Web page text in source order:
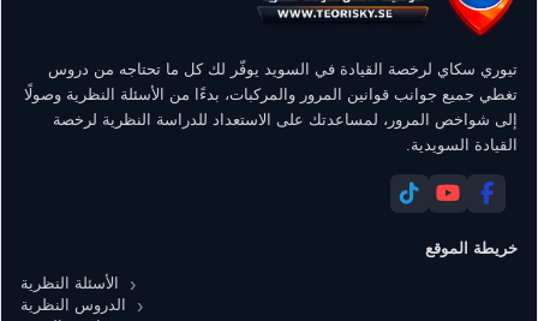
تيوري سكاي لرخصة القيادة في السويد يوفّر لك كل ما تحتاجه من دروس
تغطي جميع جوانب قوانين المرور والمركبات، بدءًا من الأسئلة النظرية وصولًا
إلى شواخص المرور، لمساعدتك على الاستعداد للدراسة النظرية لرخصة
القيادة السويدية.
خريطة الموقع
الأسئلة النظرية
الدروس النظرية